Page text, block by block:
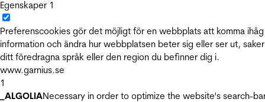
Egenskaper 1
Preferenscookies gör det möjligt för en webbplats att komma ihåg
information och ändra hur webbplatsen beter sig eller ser ut,
ditt föredragna språk eller den region du befinner dig i.
www.garnius.se
1
_ALGOLIANecessary in order to optimize the website's search-